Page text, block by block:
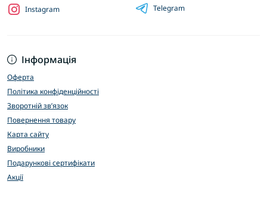
Інформація
Оферта
Політика конфіденційності
Зворотній зв’язок
Повернення товару
Карта сайту
Виробники
Подарункові сертифікати
Акції
Instagram Telegram